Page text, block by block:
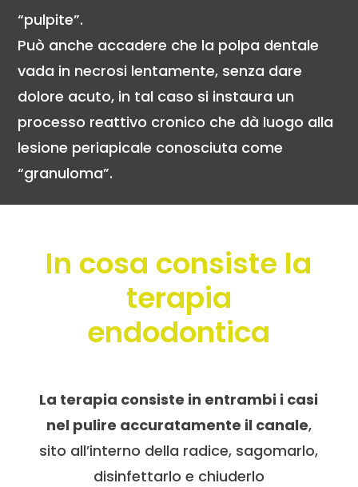
“pulpite”.
Può anche accadere che la polpa dentale
vada in necrosi lentamente, senza dare
dolore acuto, in tal caso si instaura un
processo reattivo cronico che dà luogo alla
lesione periapicale conosciuta come
“granuloma”.
In cosa consiste la
terapia
endodontica
La terapia consiste in entrambi i casi
nel pulire accuratamente il canale,
sito all’interno della radice, sagomarlo,
disinfettarlo e chiuderlo